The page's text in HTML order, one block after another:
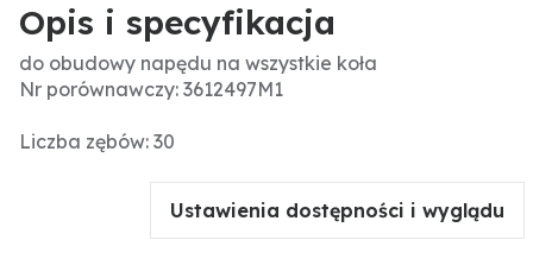
Opis i specyfikacja
do obudowy napędu na wszystkie koła
Nr porównawczy: 3612497M1
Liczba zębów: 30
Ustawienia dostępności i wyglądu